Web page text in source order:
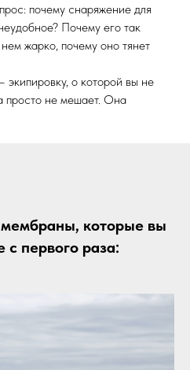
почему снаряжение для
Почему его так
жарко, почему оно тянет
о которой вы не
просто не мешает. Она
которые вы
с первого раза: